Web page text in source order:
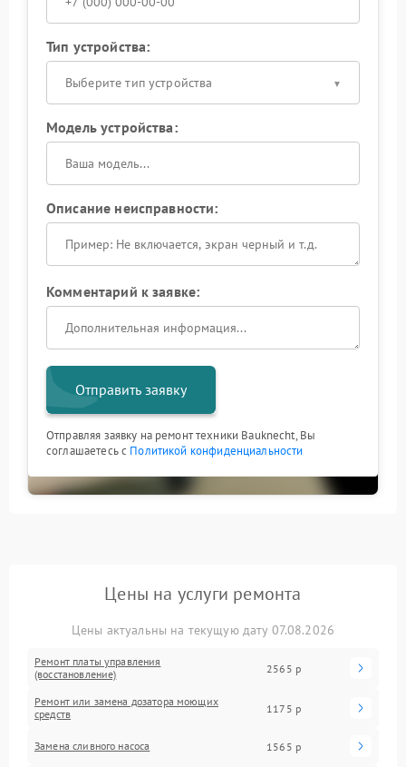
Тип устройства:
Выберите тип устройства
Модель устройства:
Описание неисправности:
Комментарий к заявке:
Отправить заявку
Отправляя заявку на ремонт техники Bauknecht, Вы
соглашаетесь с Политикой конфиденциальности
Цены на услуги ремонта
Цены актуальны на текущую дату 07.08.2026
Ремонт платы управления
(восстановление)
2565 р
Ремонт или замена дозатора моющих
средств
1175 р
Замена сливного насоса 1565 р